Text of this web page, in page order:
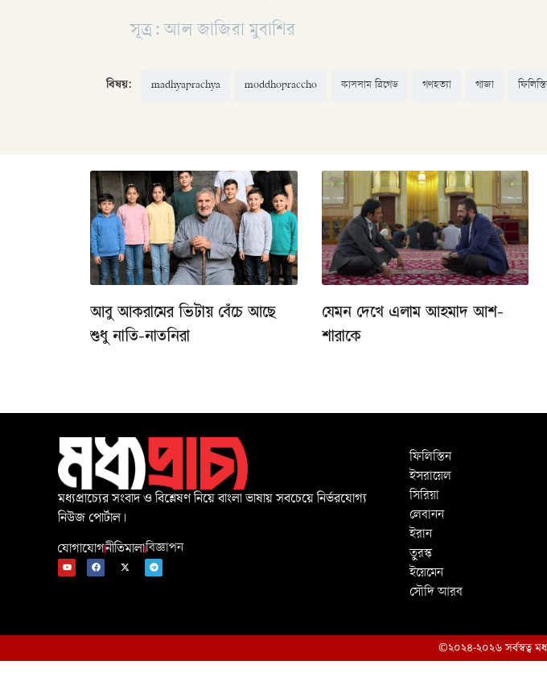
সূত্র: আল জাজিরা মুবাশির
বিষয়: madhyaprachya moddhopraccho কাসসাম ব্রিগেড গণহত্যা গাজা
আবু আকরামের ভিটায় বেঁচে আছে
শুধু নাতি-নাতনিরা
যেমন দেখে এলাম আহমাদ আশ-
শারাকে
মধ্যপ্রাচ্যের সংবাদ ও বিশ্লেষণ নিয়ে বাংলা ভাষায় সবচেয়ে নির্ভরযোগ্য
নিউজ পোর্টাল।
যোগাযোগনীতিমালাবিজ্ঞাপন
ফিলিস্তিন
ইসরায়েল
সিরিয়া
লেবানন
ইরান
তুরস্ক
ইয়েমেন
সৌদি আরব
©২০২৪-২০২৬ সর্বস্বত্ব